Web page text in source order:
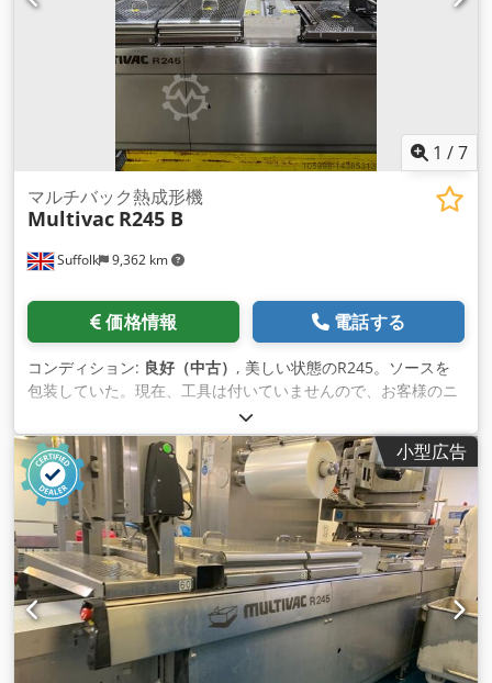
1 /7
Suffolk 9,362 km
マルチバック熱成形機
Multivac R245 B
価格情報 電話する
コンディション: 良好（中古） , 美しい状態のR245。ソースを
包装していた。現在、工具は付いていませんので、お客様のニ
ーズに合わせることができます。日付表示器を 取り付けるため
のフレームが付属していますが、表示器はありません。ベッド
幅422mm。 Csdpfsq Dagbox An Ejha
小型広告